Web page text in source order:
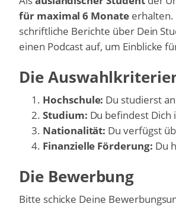
für maximal 6 Monateerhalten.
schriftliche Berichte über Dein
einen Podcast auf, um Einblicke
Die
Hochschule: Du studierst
Studium: Du befindest Dich
Nationalität: Du verfügst
Finanzielle Förderung: Du
Die Bewerbung
Bitte schicke Deine